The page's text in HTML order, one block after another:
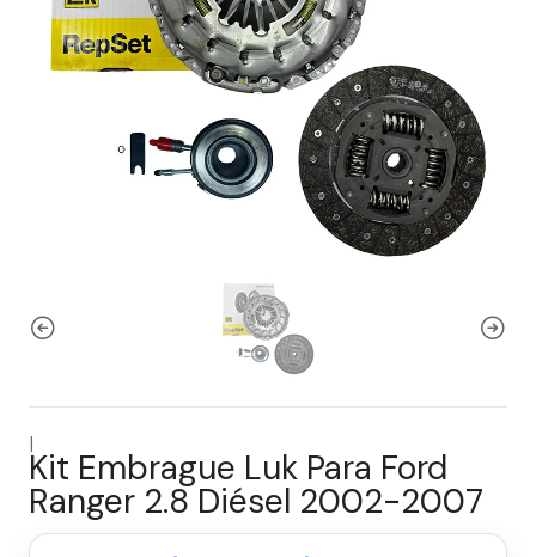
|
Kit Embrague Luk Para Ford
Ranger 2.8 Diésel 2002-2007